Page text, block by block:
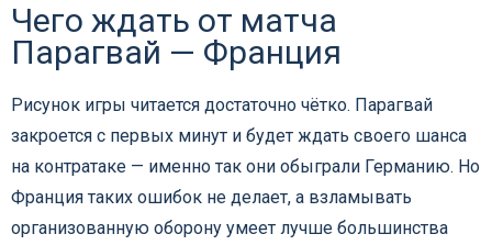
Чего ждать от матча
Парагвай — Франция
Рисунок игры читается достаточно чётко. Парагвай
закроется с первых минут и будет ждать своего шанса
на контратаке — именно так они обыграли Германию. Но
Франция таких ошибок не делает, а взламывать
организованную оборону умеет лучше большинства